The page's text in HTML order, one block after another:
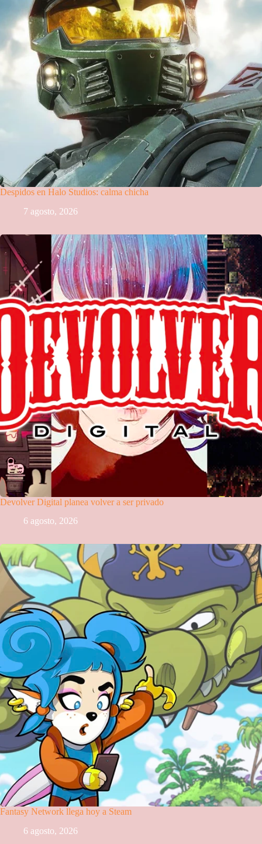
Despidos en Halo Studios: calma chicha
7 agosto, 2026
Devolver Digital planea volver a ser privado
6 agosto, 2026
Fantasy Network llega hoy a Steam
6 agosto, 2026